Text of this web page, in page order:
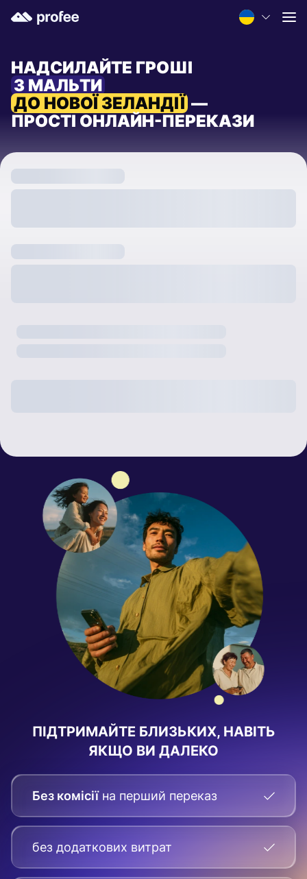
НАДСИЛАЙТЕ ГРОШІ
З МАЛЬТИ
ДО НОВОЇ ЗЕЛАНДІЇ —
ПРОСТІ ОНЛАЙН-ПЕРЕКАЗИ
ПІДТРИМАЙТЕ БЛИЗЬКИХ, НАВІТЬ
ЯКЩО ВИ ДАЛЕКО
Без комісії на перший переказ
без додаткових витрат